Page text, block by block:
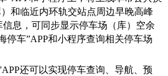
和临近内环轨交站点周边早晚高峰
息，可同步显示停车场（库）空余
停车”APP和小程序查询相关停车场
还可以实现停车查询、导航、预